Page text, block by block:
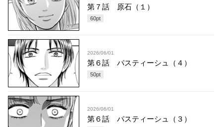
第７話 原石（１）
60pt
2026/06/01
第６話 パスティーシュ（４）
50pt
2026/06/01
第６話 パスティーシュ（３）